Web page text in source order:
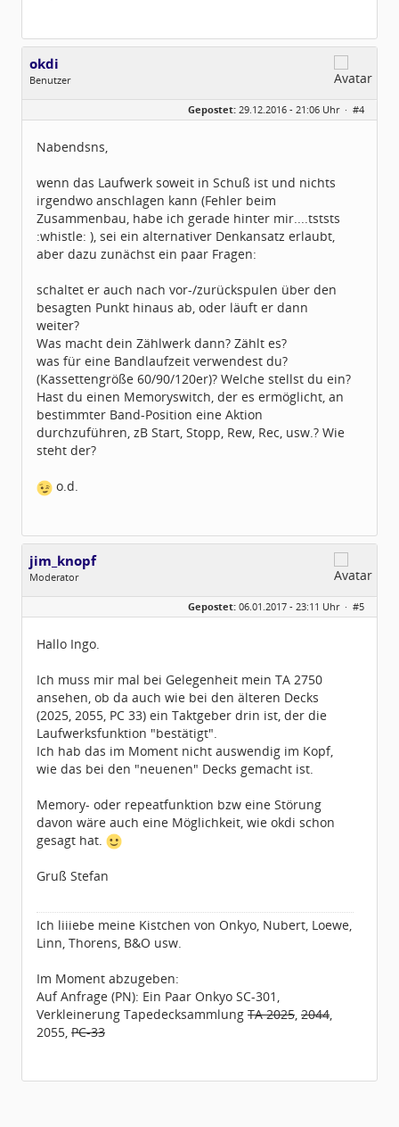
okdi
Benutzer
Dabei seit:
12 / 2016
Gepostet: 29.12.2016 - 21:06 Uhr · #4
Nabendsns,
wenn das Laufwerk soweit in Schuß ist und nichts
irgendwo anschlagen kann (Fehler beim
Zusammenbau, habe ich gerade hinter mir....tststs
:whistle: ), sei ein alternativer Denkansatz erlaubt,
aber dazu zunächst ein paar Fragen:
schaltet er auch nach vor-/zurückspulen über den
besagten Punkt hinaus ab, oder läuft er dann
weiter?
Was macht dein Zählwerk dann? Zählt es?
was für eine Bandlaufzeit verwendest du?
(Kassettengröße 60/90/120er)? Welche stellst du ein?
Hast du einen Memoryswitch, der es ermöglicht, an
bestimmter Band-Position eine Aktion
durchzuführen, zB Start, Stopp, Rew, Rec, usw.? Wie
steht der?
o.d.
jim_knopf
Moderator
Geschlecht:
keine Angabe
Beiträge:
1031
Gepostet: 06.01.2017 - 23:11 Uhr · #5
Hallo Ingo.
Ich muss mir mal bei Gelegenheit mein TA 2750
ansehen, ob da auch wie bei den älteren Decks
(2025, 2055, PC 33) ein Taktgeber drin ist, der die
Laufwerksfunktion "bestätigt".
Ich hab das im Moment nicht auswendig im Kopf,
wie das bei den "neuenen" Decks gemacht ist.
Memory- oder repeatfunktion bzw eine Störung
davon wäre auch eine Möglichkeit, wie okdi schon
gesagt hat.
Gruß Stefan
Ich liiiebe meine Kistchen von Onkyo, Nubert, Loewe,
Linn, Thorens, B&O usw.
Im Moment abzugeben:
Auf Anfrage (PN): Ein Paar Onkyo SC-301,
Verkleinerung Tapedecksammlung TA 2025 2044
2055, PC-33